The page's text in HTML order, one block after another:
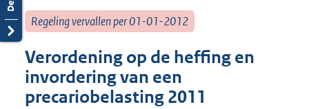
Regeling vervallen per 01-01-2012
Verordening op de heffing en
invordering van een
precariobelasting 2011